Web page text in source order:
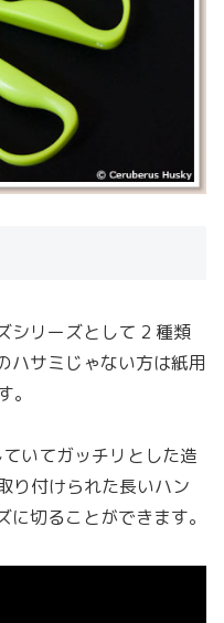
シリーズとして 2 種類
ハサミじゃない方は紙用
いてガッチリとした造
り付けられた長いハン
切ることができます。